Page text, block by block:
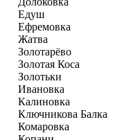
Едуш
Ефремовка
Жатва
Золотарёво
Золотая Коса
Золотьки
Ивановка
Калиновка
Ключникова Балка
Комаровка